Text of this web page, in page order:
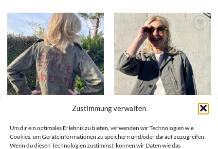
Zustimmung verwalten
Um dir ein optimales Erlebnis zu bieten, verwenden wir Technologien wie
Cookies, um Geräteinformationen zu speichern und/oder darauf zuzugreifen.
Wenn du diesen Technologien zustimmst, können wir Daten wie das
Zur
Wunschliste
hinzufügen
DAMEN
Damenjacke „Seide-Seele-
hinzufügen
DAMEN
Damenjacke „Sonnenstoß“